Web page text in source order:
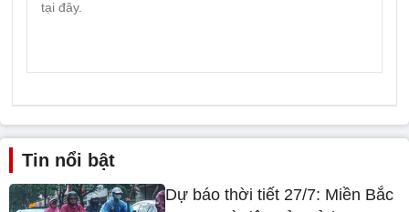
Tin nổi bật
Dự báo thời tiết 27/7: Miền Bắc